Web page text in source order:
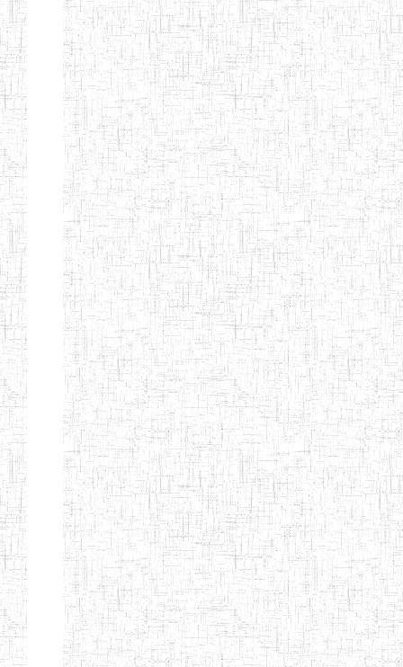
Afficher Page 2 sur 13 Total: 307
Début Préc. 1 2 3 4 5
6
Suivant
Fin
ENIEG COSBIE 28/08/2009 ENIEG Privé
ENIEG STAR 28/12/2007 ENIEG Privé
ENIEG MEVEC 02/07/2012 ENIEG Privé
Etablissements
d'enseignement
secondaire
technique
et
professionnel
ESTP